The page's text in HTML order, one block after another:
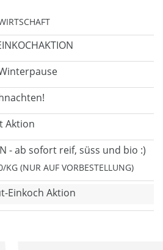
Aktion
- ab sofort reif, süss und bio :)
(NUR AUF VORBESTELLUNG)
Einkoch Aktion